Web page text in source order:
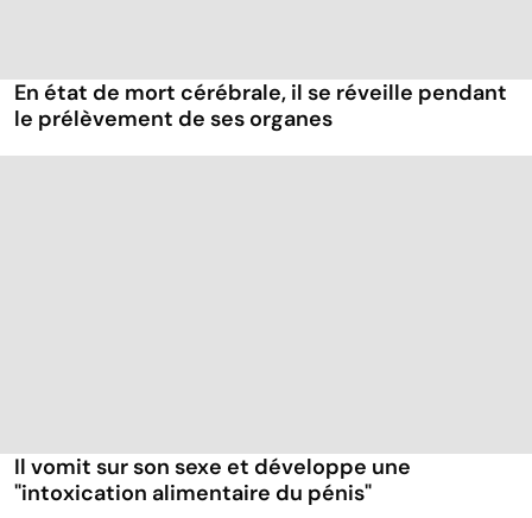
En état de mort cérébrale, il se réveille pendant
le prélèvement de ses organes
Il vomit sur son sexe et développe une
"intoxication alimentaire du pénis"